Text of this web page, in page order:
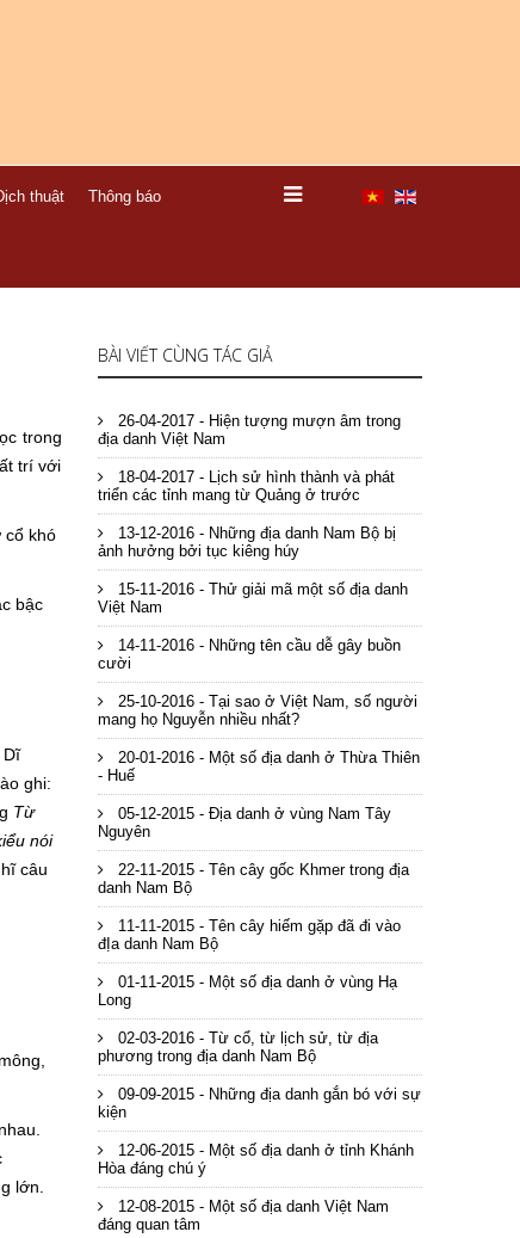
thuật Thông báo
trong
trí với
cổ khó
bậc
Dĩ
ghi:
Từ
nói
câu
lớn.
BÀI VIẾT CÙNG TÁC GIẢ
26-04-2017 - Hiện tượng mượn âm trong
địa danh Việt Nam
18-04-2017 - Lịch sử hình thành và phát
triển các tỉnh mang từ Quảng ở trước
13-12-2016 - Những địa danh Nam Bộ bị
ảnh hưởng bởi tục kiêng húy
15-11-2016 - Thử giải mã một số địa danh
Việt Nam
14-11-2016 - Những tên cầu dễ gây buồn
cười
25-10-2016 - Tại sao ở Việt Nam, số người
mang họ Nguyễn nhiều nhất?
20-01-2016 - Một số địa danh ở Thừa Thiên
- Huế
05-12-2015 - Địa danh ở vùng Nam Tây
Nguyên
22-11-2015 - Tên cây gốc Khmer trong địa
danh Nam Bộ
11-11-2015 - Tên cây hiếm gặp đã đi vào
đỊa danh Nam Bộ
01-11-2015 - Một số địa danh ở vùng Hạ
Long
02-03-2016 - Từ cổ, từ lịch sử, từ địa
phương trong địa danh Nam Bộ
09-09-2015 - Những địa danh gắn bó với sự
kiện
12-06-2015 - Một số địa danh ở tỉnh Khánh
Hòa đáng chú ý
12-08-2015 - Một số địa danh Việt Nam
đáng quan tâm